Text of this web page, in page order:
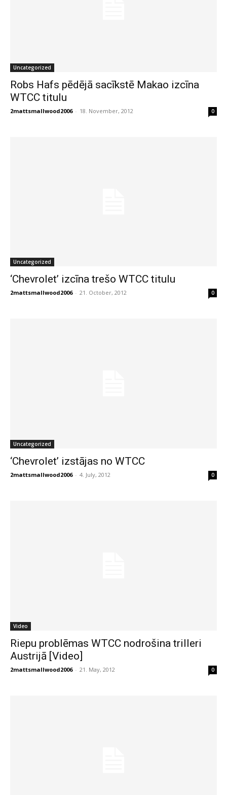
Uncategorized
Robs Hafs pēdējā sacīkstē Makao izcīna
WTCC titulu
2mattsmallwood2006 - 18. November, 2012 0
Uncategorized
‘Chevrolet’ izcīna trešo WTCC titulu
2mattsmallwood2006 - 21. October, 2012 0
Uncategorized
‘Chevrolet’ izstājas no WTCC
2mattsmallwood2006 - 4. July, 2012 0
Video
Riepu problēmas WTCC nodrošina trilleri
Austrijā [Video]
2mattsmallwood2006 - 21. May, 2012 0